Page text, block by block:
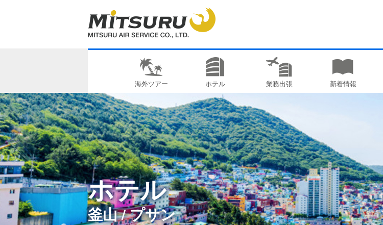
海外ツアー ホテル 業務出張 新着情報
ホテル
釜山 / プサン